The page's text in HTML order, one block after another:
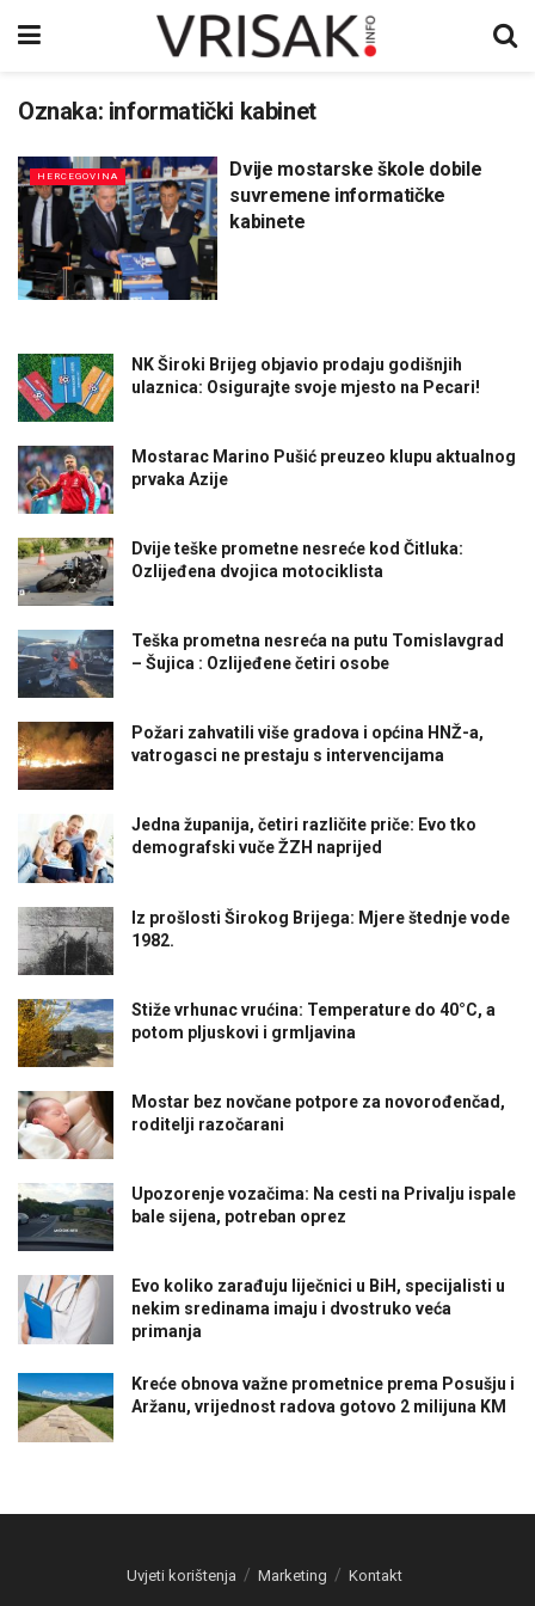
Oznaka: informatički kabinet
HERCEGOVINA
Dvije mostarske škole dobile
suvremene informatičke
kabinete
NK Široki Brijeg objavio prodaju godišnjih
ulaznica: Osigurajte svoje mjesto na Pecari!
Mostarac Marino Pušić preuzeo klupu aktualnog
prvaka Azije
Dvije teške prometne nesreće kod Čitluka:
Ozlijeđena dvojica motociklista
Teška prometna nesreća na putu Tomislavgrad
– Šujica : Ozlijeđene četiri osobe
Požari zahvatili više gradova i općina HNŽ-a,
vatrogasci ne prestaju s intervencijama
Jedna županija, četiri različite priče: Evo tko
demografski vuče ŽZH naprijed
Iz prošlosti Širokog Brijega: Mjere štednje vode
1982.
Stiže vrhunac vrućina: Temperature do 40°C, a
potom pljuskovi i grmljavina
Mostar bez novčane potpore za novorođenčad,
roditelji razočarani
Upozorenje vozačima: Na cesti na Privalju ispale
bale sijena, potreban oprez
Evo koliko zarađuju liječnici u BiH, specijalisti u
nekim sredinama imaju i dvostruko veća
primanja
Kreće obnova važne prometnice prema Posušju i
Aržanu, vrijednost radova gotovo 2 milijuna KM
Uvjeti korištenja Marketing Kontakt